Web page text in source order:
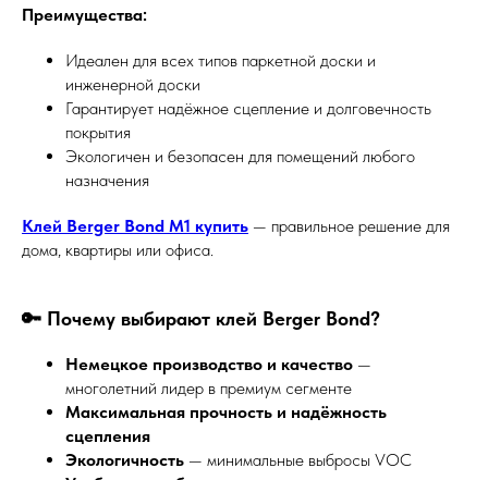
Преимущества:
Идеален для всех типов паркетной доски и
инженерной доски
Гарантирует надёжное сцепление и долговечность
покрытия
Экологичен и безопасен для помещений любого
назначения
Клей Berger Bond M1 купить — правильное решение для
дома, квартиры или офиса.
🔑 Почему выбирают клей Berger Bond?
Немецкое производство и качество —
многолетний лидер в премиум сегменте
Максимальная прочность и надёжность
сцепления
Экологичность — минимальные выбросы VOC